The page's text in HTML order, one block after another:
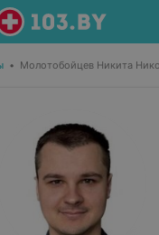
• Молотобойцев Никита